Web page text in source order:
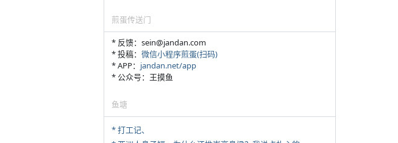
煎蛋传送门
* 反馈：sein@jandan.com
* 投稿： 微信小程序煎蛋(扫码)
* APP： jandan.net/app
* 公众号：王摸鱼
鱼塘
* 打工记、